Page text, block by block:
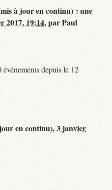
à jour en continu) : une
2017, 19:14,parPaul
depuis le 12
en continu),3 janvier